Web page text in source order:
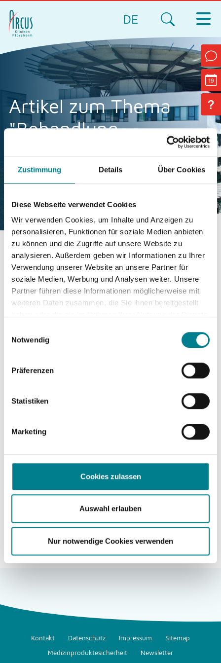
Zustimmung Details Über Cookies
Diese Webseite verwendet Cookies
Wir verwenden Cookies, um Inhalte und Anzeigen zu
personalisieren, Funktionen für soziale Medien anbieten
zu können und die Zugriffe auf unsere Website zu
analysieren. Außerdem geben wir Informationen zu Ihrer
Verwendung unserer Website an unsere Partner für
soziale Medien, Werbung und Analysen weiter. Unsere
Partner führen diese Informationen möglicherweise mit
weiteren Daten zusammen, die Sie ihnen bereitgestellt
Cookies, wenn Sie unsere Webseite weiterhin nutzen.
Notwendig
Präferenzen
Statistiken
Marketing
Cookies zulassen
Auswahl erlauben
Nur notwendige Cookies verwenden
DE
Artikel zum Thema
"Behandlung
Außenband"
Startseite
Aktuelles
Schlagwort: Behandlung Außenband
"Teilruptur des
Außenbandes" - Dr. Fritz im
Interview mit FuPa.net
Veröffentlicht am
Sebastian Kantz vom FV Ettlingenweier erlitt
Thomas Fritz über die Verletzung im
Wir schreiben den 12. November 2016. Ein trüber
Ettlingenweier. 120 Zuschauer begutachten die Landesliga-
Partie des gastgebenden FVE gegen den FC Spöck. Mitten in
Weiterlesen
Kontakt Datenschutz Impressum
Sitemap
Medizinproduktesicherheit
Newsletter